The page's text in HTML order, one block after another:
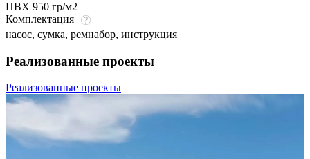
ПВХ 950 гр/м2
Комплектация
насос, сумка, ремнабор, инструкция
Реализованные проекты
Реализованные проекты